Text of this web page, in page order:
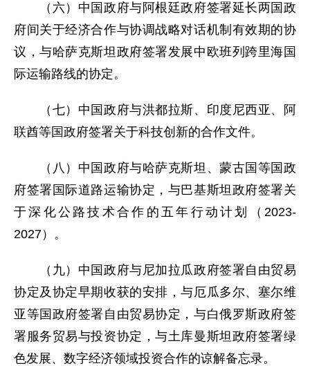
（六）中国政府与阿根廷政府签署延长两国政
府间关于经济合作与协调战略对话机制有效期的协
议，与哈萨克斯坦政府签署发展中欧班列跨里海国
际运输路线的协定。
（七）中国政府与洪都拉斯、印度尼西亚、阿
联酋等国政府签署关于科技创新的合作文件。
（八）中国政府与哈萨克斯坦、蒙古国等国政
府签署国际道路运输协定，与巴基斯坦政府签署关
于深化公路技术合作的五年行动计划（2023-
2027）。
（九）中国政府与尼加拉瓜政府签署自由贸易
协定及协定早期收获的安排，与厄瓜多尔、塞尔维
亚等国政府签署自由贸易协定，与白俄罗斯政府签
署服务贸易与投资协定，与土库曼斯坦政府签署绿
色发展、数字经济领域投资合作的谅解备忘录。